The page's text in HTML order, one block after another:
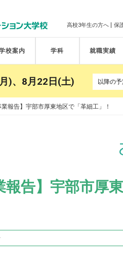
高校3年生の方へ 保
校案内 学科 就職実績
)、8月22日(土)
業報告】宇部市厚東地区で「革細工」！
報告】宇部市厚